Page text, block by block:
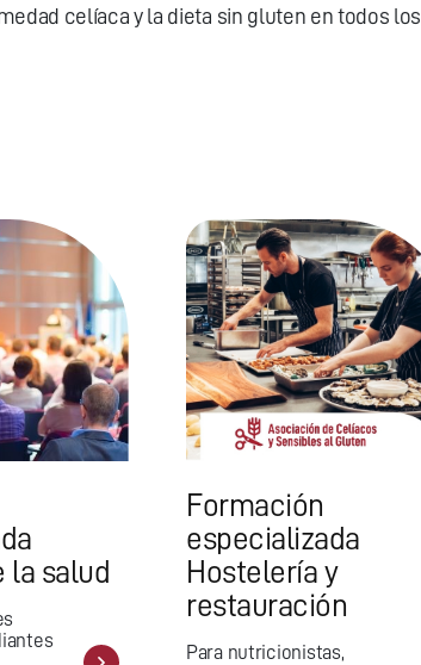
celíaca y la dieta sin gluten en todos los
la salud
Formación
especializada
Hostelería y
restauración
Para nutricionistas,